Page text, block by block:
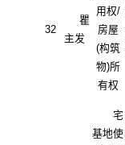
32
瞿
主发
用权/
房屋
(构筑
物)所
有权
宅
基地使